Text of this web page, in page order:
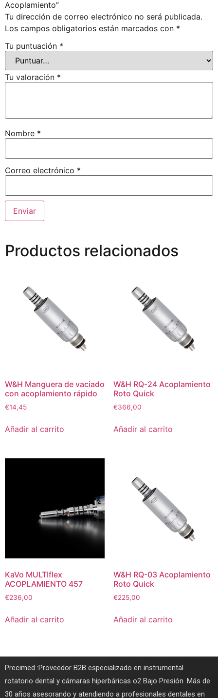
Acoplamiento”
Tu dirección de correo electrónico no será publicada.
Los campos obligatorios están marcados con *
Tu puntuación *
Tu valoración *
Nombre *
Correo electrónico *
Productos relacionados
W&H Manguera de vaciado
con acoplamiento rápido
€14,45
Añadir al carrito
W&H RQ-24 Acoplamiento
Roto Quick
€366,00
Añadir al carrito
KaVo MULTIflex
ACOPLAMIENTO 457
€236,00
Añadir al carrito
W&H RQ-03 Acoplamiento
Roto Quick
€225,00
Añadir al carrito
Precimed :Proveedor B2B especializado en instrumental
rotatorio dental y cámaras hiperbáricas o2 Bajo Presión. Más de
30 años asesorando y atendiendo a profesionales dentales en